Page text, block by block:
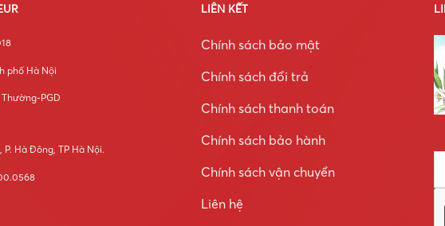
phố Hà Nội
PGD
P. Hà Đông, TP Hà Nội.
LIÊN KẾT
Chính sách bảo mật
Chính sách đổi trả
Chính sách thanh toán
Chính sách bảo hành
Chính sách vận chuyển
Liên hệ